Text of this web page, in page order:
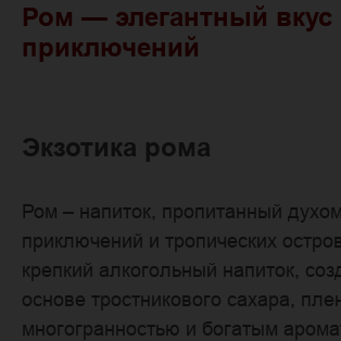
Ром — элегантный вкус
приключений
Экзотика рома
Ром – напиток, пропитанный
приключений и тропических
крепкий алкогольный напиток,
основе тростникового сахара,
многогранностью и богатым